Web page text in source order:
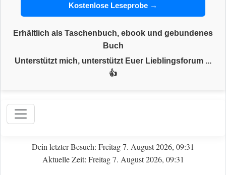
Kostenlose Leseprobe →
Erhältlich als Taschenbuch, ebook und gebundenes
Buch
Unterstützt mich, unterstützt Euer Lieblingsforum ...
👍
Dein letzter Besuch: Freitag 7. August 2026, 09:31
Aktuelle Zeit: Freitag 7. August 2026, 09:31